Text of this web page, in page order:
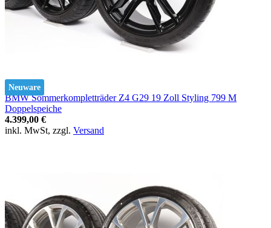
Neuware
BMW Sommerkompletträder Z4 G29 19 Zoll Styling 799 M
Doppelspeiche
4.399,00 €
inkl. MwSt, zzgl. Versand